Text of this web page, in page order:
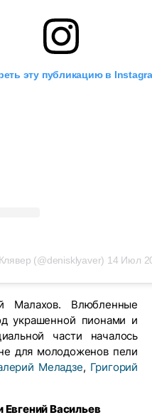
эту публикацию в
(@denisklyaver) 14 Июл
Малахов. Влюбленные
украшенной пионами и
части началось
для молодоженов пели
Меладзе, Григорий
Васильев